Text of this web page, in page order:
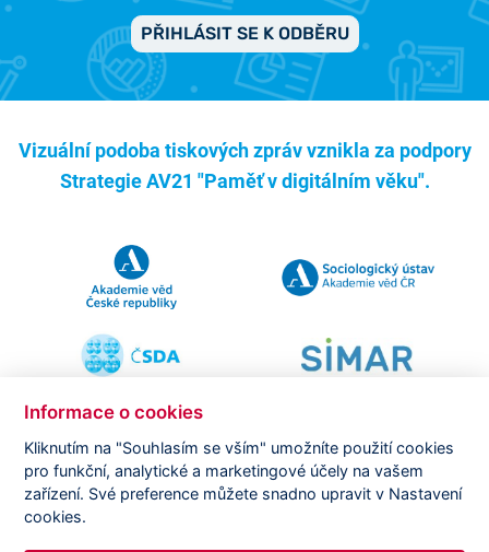
PŘIHLÁSIT SE K ODBĚRU
Vizuální podoba tiskových zpráv vznikla za podpory
Strategie AV21 "Paměť v digitálním věku".
Copyright © CVVM | Právní ujednání| Nastavení cookies
Prohlášení o zpracování osobních údajů
Informace o cookies
Kliknutím na "Souhlasím se vším" umožníte použití cookies
pro funkční, analytické a marketingové účely na vašem
zařízení. Své preference můžete snadno upravit v Nastavení
cookies.